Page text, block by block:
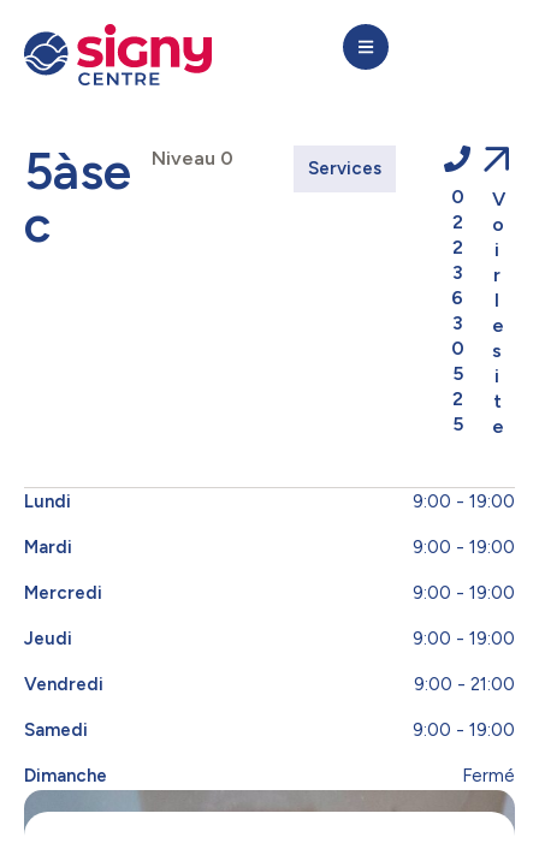
5àse
c
Niveau 0 Services
0
2
2
3
6
3
0
5
2
5
V
o
i
r
l
e
s
i
t
e
Lundi 9:00 - 19:00
Mardi 9:00 - 19:00
Mercredi 9:00 - 19:00
Jeudi 9:00 - 19:00
Vendredi 9:00 - 21:00
Samedi 9:00 - 19:00
Dimanche Fermé